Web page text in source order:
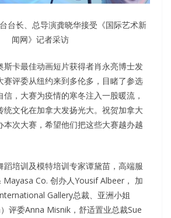
台长、总导演龚晓华接受《国际艺术新
闻网》记者采访
斯卡最佳动画短片获得者肖永亮博士发
赛评委从纽约来到多伦多，目睹了参选
，大赛为疫情的寒冬注入一股暖流，
统文化在加拿大发扬光大。祝贺加拿大
本次大赛，希望他们把这些大赛越办越
蹈培训及模特培训专家谭黛苗，高端服
Co. 创办人Yousif Albeer， 加
Gallery总裁、亚洲小姐
评委Anna Misnik，舒适置业总裁Sue